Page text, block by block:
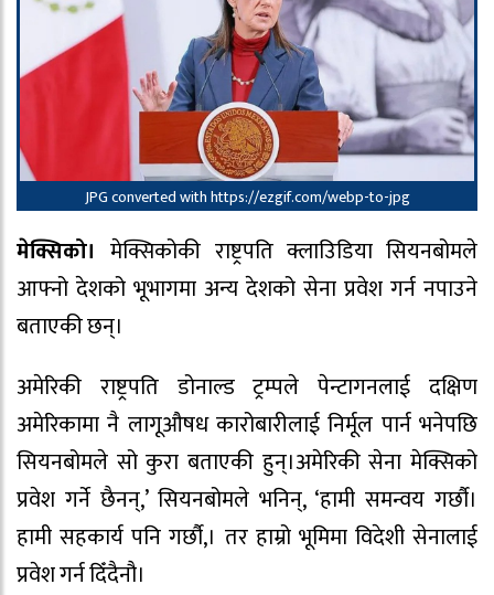
JPG converted with https://ezgif.com/webp-to-jpg
मेक्सिको।मेक्सिकोकी राष्ट्रपति क्लाउिडिया सियनबोमले
आफ्नो देशको भूभागमा अन्य देशको सेना प्रवेश गर्न नपाउने
बताएकी छन्।
अमेरिकी राष्ट्रपति डोनाल्ड ट्रम्पले पेन्टागनलाई दक्षिण
अमेरिकामा नै लागूऔषध कारोबारीलाई निर्मूल पार्न भनेपछि
सियनबोमले सो कुरा बताएकी हुन्।अमेरिकी सेना मेक्सिको
प्रवेश गर्ने छैनन्,’ सियनबोमले भनिन्, ‘हामी समन्वय गर्छौ।
हामी सहकार्य पनि गर्छौ,। तर हाम्रो भूमिमा विदेशी सेनालाई
प्रवेश गर्न दिँदैनौ।